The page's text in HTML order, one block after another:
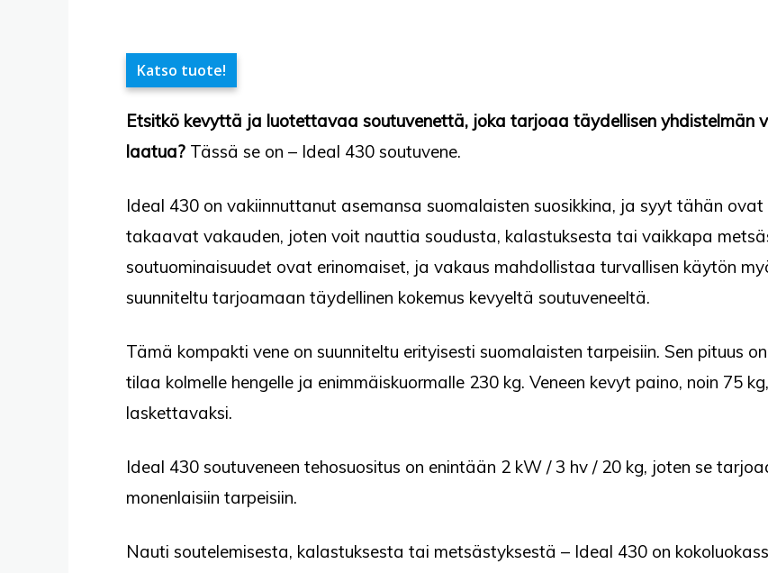
Katso tuote!
Etsitkö kevyttä ja luotettavaa soutuvenettä, joka tarjoaa täydellisen yhdistelmän
laatua? Tässä se on – Ideal 430 soutuvene.
Ideal 430 on vakiinnuttanut asemansa suomalaisten suosikkina, ja syyt tähän ovat
takaavat vakauden, joten voit nauttia soudusta, kalastuksesta tai vaikkapa
soutuominaisuudet ovat erinomaiset, ja vakaus mahdollistaa turvallisen käytön
suunniteltu tarjoamaan täydellinen kokemus kevyeltä soutuveneeltä.
Tämä kompakti vene on suunniteltu erityisesti suomalaisten tarpeisiin. Sen pituus
tilaa kolmelle hengelle ja enimmäiskuormalle 230 kg. Veneen kevyt paino, noin 75
laskettavaksi.
Ideal 430 soutuveneen tehosuositus on enintään 2 kW / 3 hv / 20 kg, joten se
monenlaisiin tarpeisiin.
Nauti soutelemisesta, kalastuksesta tai metsästyksestä – Ideal 430 on